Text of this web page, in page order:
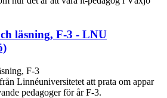
läsning, F-3 - LNU
F-3
Linnéuniversitetet att prata om appar
pedagoger för år F-3.